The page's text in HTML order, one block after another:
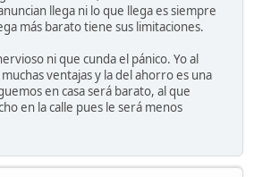
llega ni lo que llega es siempre
más barato tiene sus limitaciones.
ni que cunda el pánico. Yo al
ventajas y la del ahorro es una
en casa será barato, al que
en la calle pues le será menos